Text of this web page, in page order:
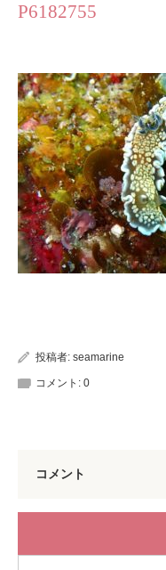
P6182755
投稿者: seamarine
コメント: 0
コメント